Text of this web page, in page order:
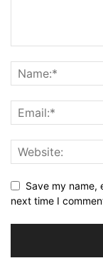
Save my name,
next time I